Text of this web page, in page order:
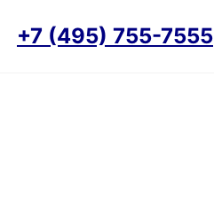
+7 (495) 755-7555